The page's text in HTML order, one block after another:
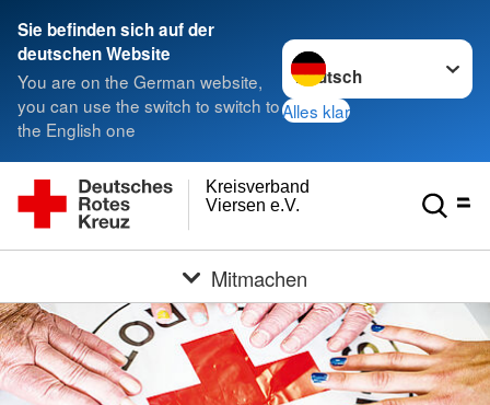
Sie befinden sich auf der
deutschen Website
You are on the German website,
you can use the switch to switch to
the English one
Sprache wechseln zu
Alles klar
Viersen e.V.
Kreisverband
Mitmachen